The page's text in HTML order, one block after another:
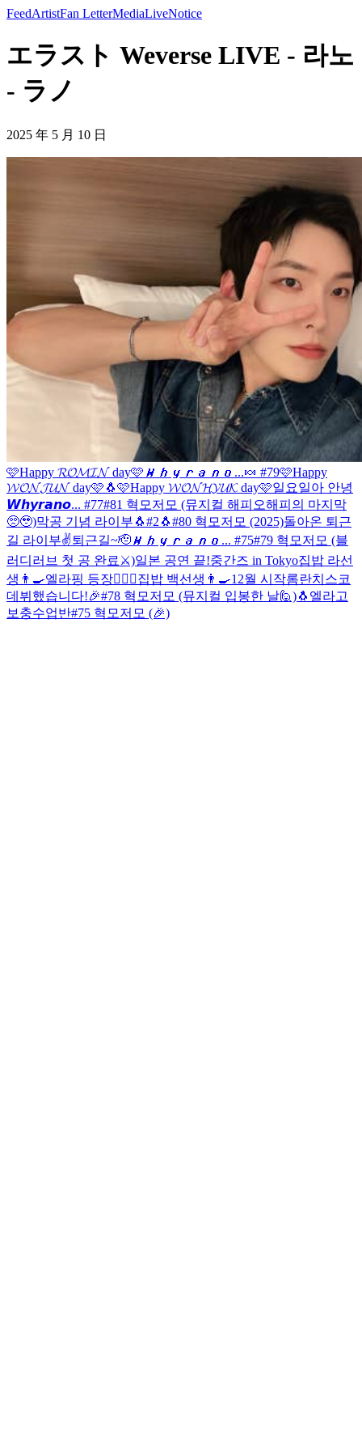
FeedArtistFan LetterMediaLiveNotice
エラスト Weverse LIVE - 라노
- ラノ
2025 年 5 月 10 日
🩷Happy 𝓡𝓞𝓜𝓘𝓝 day🩷 𝙒𝙝𝙮𝙧𝙖𝙣𝙤...🍬 #79🩷Happy
𝓦𝓞𝓝𝓙𝓤𝓝 day🩷 🐧🩷Happy 𝓦𝓞𝓝𝓗𝓨𝓤𝓚 day🩷일요일아 안녕
𝙒𝙝𝙮𝙧𝙖𝙣𝙤... #77#81 혁모저모 (뮤지컬 해피오해피의 마지막
🥺🥹)막공 기념 라이부 🐧#2 🐧#80 혁모저모 (2025)돌아온 퇴근
길 라이부✌️퇴근길~🫡 𝙒𝙝𝙮𝙧𝙖𝙣𝙤... #75#79 혁모저모 (블
러디러브 첫 공 완료⚔️)일본 공연 끝!중간즈 in Tokyo집밥 라선
생👨‍🍳엘라핑 등장🙋🏻‍♂️집밥 백선생👨‍🍳12월 시작롬란치스코
데뷔했습니다!🎉#78 혁모저모 (뮤지컬 입봉한 날🙋)🐧 엘라고
보충수업반#75 혁모저모 (🎉)